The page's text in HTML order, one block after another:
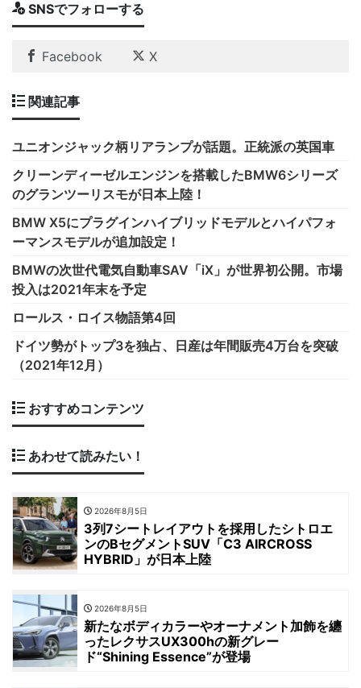
SNSでフォローする
Facebook X
関連記事
ユニオンジャック柄リアランプが話題。正統派の英国車
クリーンディーゼルエンジンを搭載したBMW6シリーズ
のグランツーリスモが日本上陸！
BMW X5にプラグインハイブリッドモデルとハイパフォ
ーマンスモデルが追加設定！
BMWの次世代電気自動車SAV「iX」が世界初公開。市場
投入は2021年末を予定
ロールス・ロイス物語第4回
ドイツ勢がトップ3を独占、日産は年間販売4万台を突破
（2021年12月）
おすすめコンテンツ
あわせて読みたい！
2026年8月5日
3列7シートレイアウトを採用したシトロエ
ンのBセグメントSUV「C3 AIRCROSS
HYBRID」が日本上陸
2026年8月5日
新たなボディカラーやオーナメント加飾を纏
ったレクサスUX300hの新グレー
ド“Shining Essence”が登場